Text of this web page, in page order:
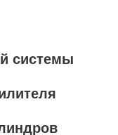
системы